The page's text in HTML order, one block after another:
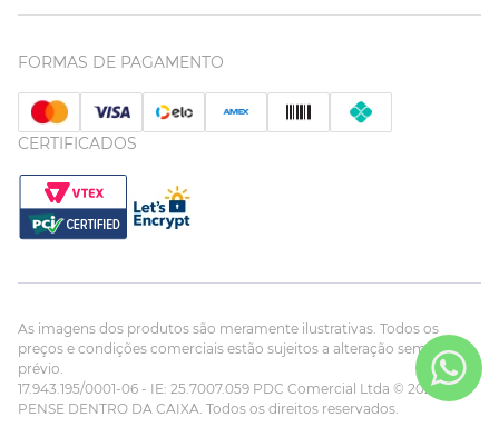
FORMAS DE PAGAMENTO
CERTIFICADOS
As imagens dos produtos são meramente ilustrativas. Todos os
preços e condições comerciais estão sujeitos a alteração sem aviso
prévio.
17.943.195/0001-06 - IE: 25.7007.059 PDC Comercial Ltda © 2023
PENSE DENTRO DA CAIXA. Todos os direitos reservados.